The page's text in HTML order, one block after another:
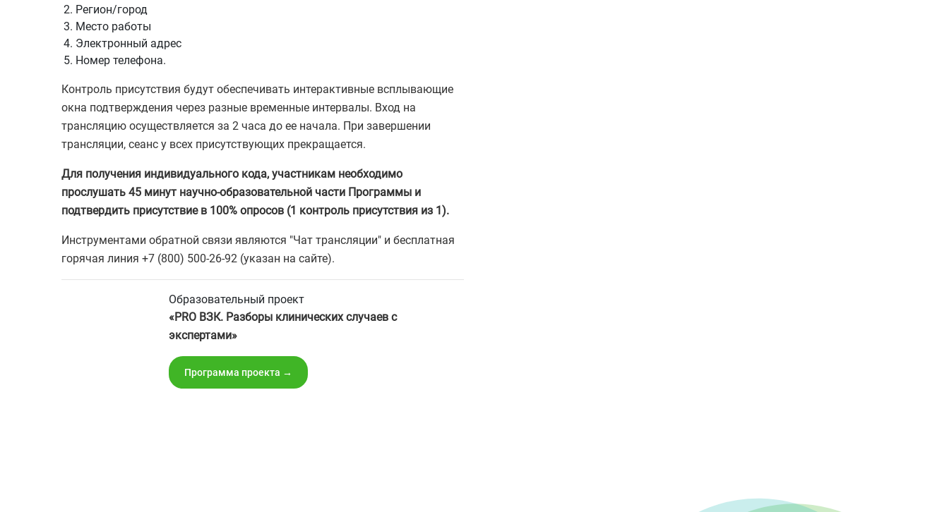
Регион/город
Место работы
Электронный адрес
Номер телефона.
Контроль присутствия будут обеспечивать интерактивные всплывающие
окна подтверждения через разные временные интервалы. Вход на
трансляцию осуществляется за 2 часа до ее начала. При завершении
трансляции, сеанс у всех присутствующих прекращается.
Для получения индивидуального кода, участникам необходимо
прослушать 45 минут научно-образовательной части Программы и
подтвердить присутствие в 100% опросов (1 контроль присутствия из 1).
Инструментами обратной связи являются "Чат трансляции" и бесплатная
горячая линия +7 (800) 500-26-92 (указан на сайте).
Образовательный проект
«PRO ВЗК. Разборы клинических случаев с
экспертами»
Программа проекта →